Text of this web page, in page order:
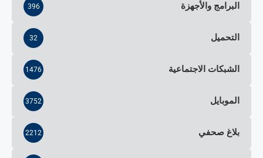
البرامج والأجهزة 396
التحميل 32
الشبكات الاجتماعية 1476
الموبايل 3752
بلاغ صحفي 2212